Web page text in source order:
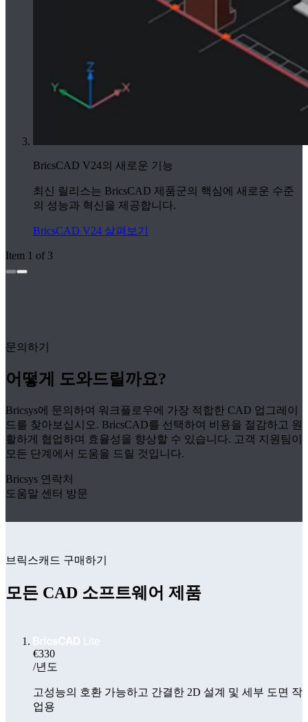
BricsCAD V24의 새로운 기능
최신 릴리스는 BricsCAD 제품군의 핵심에 새로운 수준
의 성능과 혁신을 제공합니다.
BricsCAD V24 살펴보기
Item 1 of 3
문의하기
어떻게 도와드릴까요?
Bricsys에 문의하여 워크플로우에 가장 적합한 CAD 업그레이
드를 찾아보십시오. BricsCAD를 선택하여 비용을 절감하고 원
활하게 협업하며 효율성을 향상할 수 있습니다. 고객 지원팀이
모든 단계에서 도움을 드릴 것입니다.
Bricsys 연락처
도움말 센터 방문
브릭스캐드 구매하기
모든 CAD 소프트웨어 제품
€330
/년도
고성능의 호환 가능하고 간결한 2D 설계 및 세부 도면 작
업용